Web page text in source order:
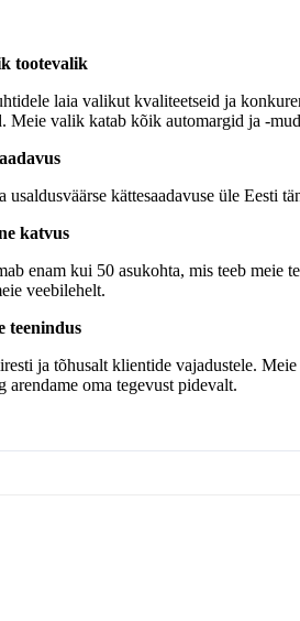
tootevalik
laia valikut kvaliteetseid ja
Meie valik katab kõik automargid ja -
usaldusväärse kättesaadavuse üle Eesti
katvus
enam kui 50 asukohta, mis teeb meie
veebilehelt.
teenindus
ja tõhusalt klientide vajadustele.
arendame oma tegevust pidevalt.